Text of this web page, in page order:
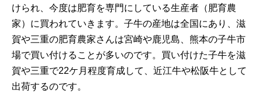
けられ、今度は肥育を専門にしている生産者（肥育農
家）に買われていきます。子牛の産地は全国にあり、滋
賀や三重の肥育農家さんは宮崎や鹿児島、熊本の子牛市
場で買い付けることが多いのです。買い付けた子牛を滋
賀や三重で22ケ月程度育成して、近江牛や松阪牛として
出荷するのです。